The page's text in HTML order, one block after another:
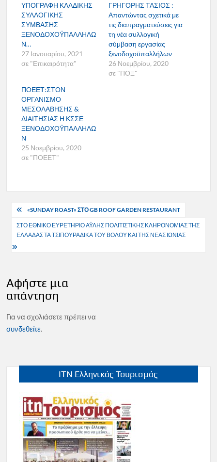
ΥΠΟΓΡΑΦΗ ΚΛΑΔΙΚΗΣ
ΣΥΛΛΟΓΙΚΗΣ
ΣΥΜΒΑΣΗΣ
ΞΕΝΟΔΟΧΟΫΠΑΛΛΗΛΩ
Ν…
27 Ιανουαρίου, 2021
σε "Επικαιρότητα"
ΓΡΗΓΟΡΗΣ ΤΑΣΙΟΣ :
Απαντώντας σχετικά με
τις διαπραγματεύσεις για
τη νέα συλλογική
σύμβαση εργασίας
ξενοδοχοϋπαλλήλων
26 Νοεμβρίου, 2020
σε "ΠΟΞ"
ΠΟΕΕΤ:ΣΤΟΝ
ΟΡΓΑΝΙΣΜΟ
ΜΕΣΟΛΑΒΗΣΗΣ &
ΔΙΑΙΤΗΣΙΑΣ Η ΚΣΣΕ
ΞΕΝΟΔΟΧΟΫΠΑΛΛΗΛΩ
Ν
25 Νοεμβρίου, 2020
σε "ΠΟΕΕΤ"
Πλοήγηση
άρθρων
«SUNDAY ROAST» ΣΤΟ GB ROOF GARDEN RESTAURANT
ΣΤΟ ΕΘΝΙΚΟ ΕΥΡΕΤΗΡΙΟ ΑΫΛΗΣ ΠΟΛΙΤΙΣΤΙΚΗΣ ΚΛΗΡΟΝΟΜΙΑΣ ΤΗΣ
ΕΛΛΑΔΑΣ ΤΑ ΤΣΙΠΟΥΡΑΔΙΚΑ ΤΟΥ ΒΟΛΟΥ ΚΑΙ ΤΗΣ ΝΕΑΣ ΙΩΝΙΑΣ
Αφήστε μια
απάντηση
Για να σχολιάσετε πρέπει να
συνδεθείτε.
ITN Ελληνικός Τουρισμός